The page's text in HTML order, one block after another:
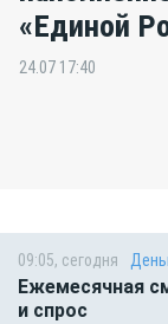
«Единой
24.07 17:40
09:05, сегодня
Ежемесячная
и спрос